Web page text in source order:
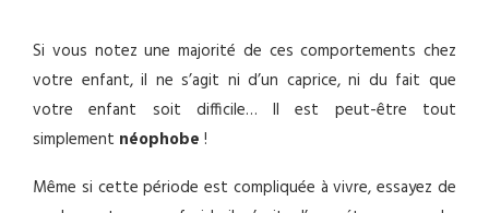
Si vous notez une majorité de ces comportements chez
votre enfant, il ne s’agit ni d’un caprice, ni du fait que
votre enfant soit difficile… Il est peut-être tout
simplement néophobe !
Même si cette période est compliquée à vivre, essayez de